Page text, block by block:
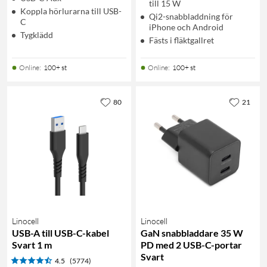
Koppla hörlurarna till USB-
C
Tygklädd
Online: 100+ st
till 15 W
Qi2-snabbladdning för
iPhone och Android
Fästs i fläktgallret
Online: 100+ st
Linocell
USB-A till USB-C-kabel
Svart 1 m
4.5 (5774)
80
Linocell
GaN snabbladdare 35 W
PD med 2 USB-C-portar
Svart
21